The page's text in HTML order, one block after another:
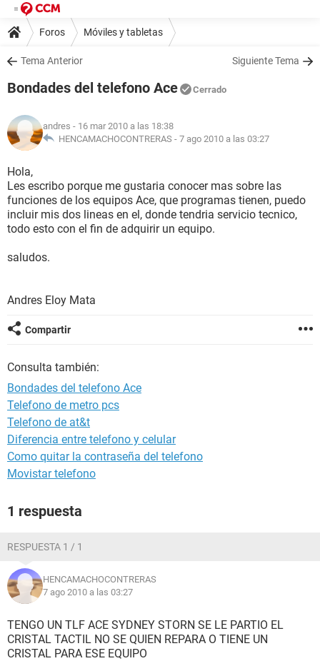
Foros Móviles y tabletas
Tema Anterior Siguiente Tema
Bondades del telefono Ace Cerrado
andres - 16 mar 2010 a las 18:38
HENCAMACHOCONTRERAS - 7 ago 2010 a las 03:27
Hola,
Les escribo porque me gustaria conocer mas sobre las
funciones de los equipos Ace, que programas tienen, puedo
incluir mis dos lineas en el, donde tendria servicio tecnico,
todo esto con el fin de adquirir un equipo.
saludos.
Andres Eloy Mata
Compartir
Consulta también:
Bondades del telefono Ace
Telefono de metro pcs
Telefono de at&t
Diferencia entre telefono y celular
Como quitar la contraseña del telefono
Movistar telefono
1 respuesta
RESPUESTA 1 / 1
HENCAMACHOCONTRERAS
7 ago 2010 a las 03:27
TENGO UN TLF ACE SYDNEY STORN SE LE PARTIO EL
CRISTAL TACTIL NO SE QUIEN REPARA O TIENE UN
CRISTAL PARA ESE EQUIPO